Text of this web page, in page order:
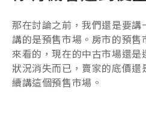
那在討論之前，我們還是要
講的是預售市場。房市的預
來看的，現在的中古市場還
狀況消失而已，賣家的底價
續講這個預售市場。